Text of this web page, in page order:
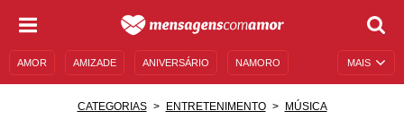
MAIS
AMOR AMIZADE ANIVERSÁRIO NAMORO
CATEGORIAS ENTRETENIMENTO MÚSICA